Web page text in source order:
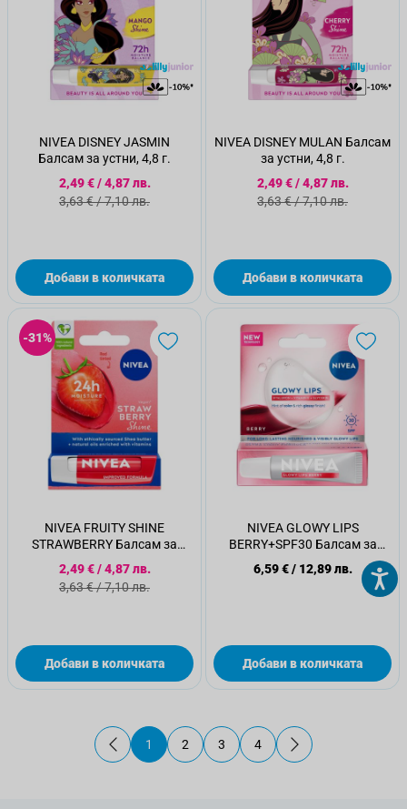
NIVEA DISNEY JASMIN
Балсам за устни, 4,8 г.
Специална цена
2,49 €/4,87 лв.
Стандартна цена
3,63 €/7,10 лв.
Добави в количката
NIVEA DISNEY MULAN Балсам
за устни, 4,8 г.
Специална цена
2,49 €/4,87 лв.
Стандартна цена
3,63 €/7,10 лв.
Добави в количката
-31%
NIVEA FRUITY SHINE
STRAWBERRY Балсам за
Специална цена
2,49 €/4,87 лв.
Стандартна цена
3,63 €/7,10 лв.
Добави в количката
NIVEA GLOWY LIPS
BERRY+SPF30 Балсам за
6,59 €/ 12,89 лв.
Добави в количката
В момента четете страница
1
Страница
2
Страница
3
Страница
4